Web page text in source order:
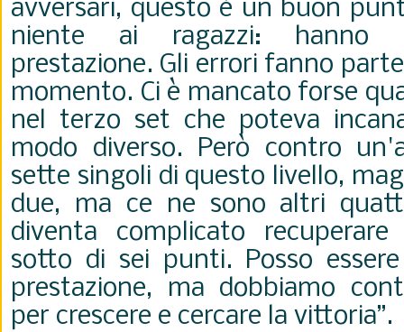
avversari, questo è un buon
niente ai ragazzi: hanno
prestazione. Gli errori fanno
momento. Ci è mancato forse
nel terzo set che poteva
modo diverso. Però contro
sette singoli di questo livello,
due, ma ce ne sono altri
diventa complicato
sotto di sei punti. Posso
prestazione, ma dobbiamo
per crescere e cercare la vittoria”.